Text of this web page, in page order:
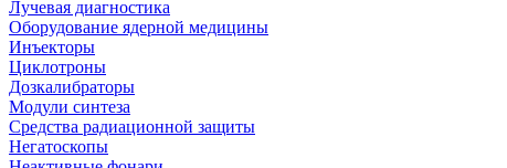
Лучевая диагностика
Оборудование ядерной медицины
Инъекторы
Циклотроны
Дозкалибраторы
Модули синтеза
Средства радиационной защиты
Негатоскопы